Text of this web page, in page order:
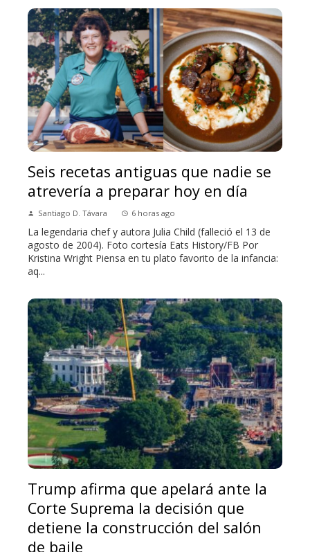
Seis recetas antiguas que nadie se
atrevería a preparar hoy en día
Santiago D. Távara 6 horas ago
La legendaria chef y autora Julia Child (falleció el 13 de
agosto de 2004). Foto cortesía Eats History/FB Por
Kristina Wright Piensa en tu plato favorito de la infancia:
aq...
Trump afirma que apelará ante la
Corte Suprema la decisión que
detiene la construcción del salón
de baile